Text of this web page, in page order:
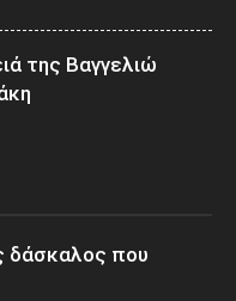
της Βαγγελιώ
δάσκαλος που